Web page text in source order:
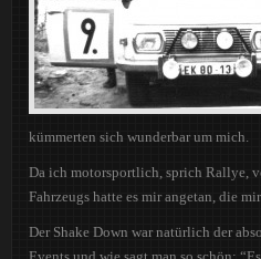
kümmerten sich wunderbar um mich.
Da ich motorsportlich, sprich Rallye,
Fahrzeugs hatte es mir angetan, die
Der Shake Down war natürlich der